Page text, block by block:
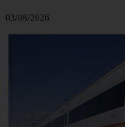
03/08/2026